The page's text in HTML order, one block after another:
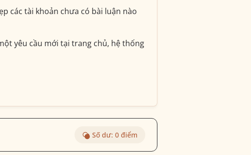
các tài khoản chưa có bài luận nào
yêu cầu mới tại trang chủ, hệ thống
Số dư: 0 điểm